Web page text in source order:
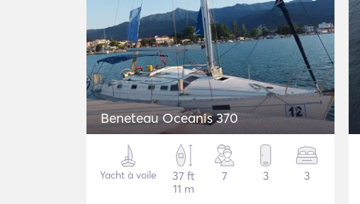
Beneteau Oceanis 370
Yacht à voile
37 ft
11 m
7 3 3